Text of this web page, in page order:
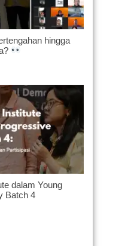
hingga
dalam Young
Batch 4